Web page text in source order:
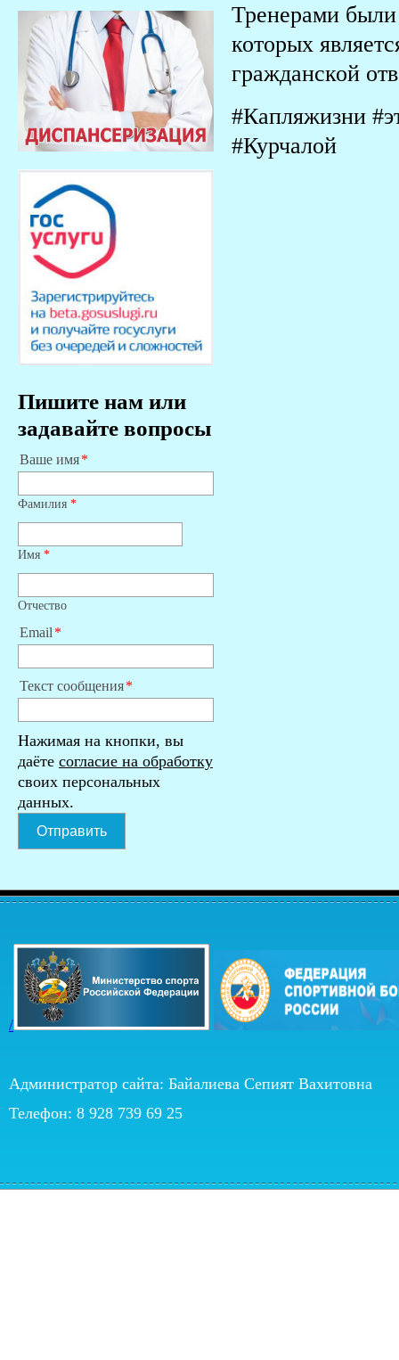
Пишите нам или
задавайте вопросы
Ваше имя
Фамилия *
Имя *
Отчество
Email
Текст сообщения
Нажимая на кнопки, вы
даёте согласие на обработку
своих персональных
данных.
Отправить
Тренерами
которых
гражданской
#Капляжизни
#Курчалой
/
Администратор сайта: Байалиева Сепият Вахитовна
Телефон: 8 928 739 69 25